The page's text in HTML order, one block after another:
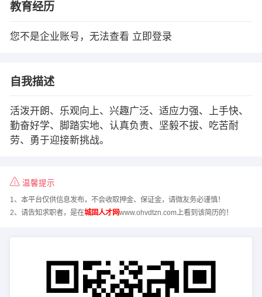
教育经历
您不是企业账号，无法查看 立即登录
自我描述
活泼开朗、乐观向上、兴趣广泛、适应力强、上手快、
勤奋好学、脚踏实地、认真负责、坚毅不拔、吃苦耐
劳、勇于迎接新挑战。
温馨提示
1、本平台仅供信息发布，不会收取押金、保证金，请微友务必谨慎！
2、请告知求职者，是在城固人才网www.ohvdtzn.com上看到该简历的！